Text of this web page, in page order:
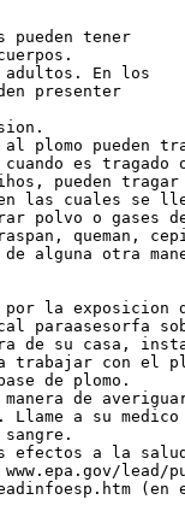
pueden tener
adultos. En los
presenter
al plomo
es tragado
pueden tragar
las cuales se
polvo o
queman,
alguna otra
por la
paraasesorfa
de su casa,
trabajar con el
de plomo.
de
Llame a su
efectos a la
(en